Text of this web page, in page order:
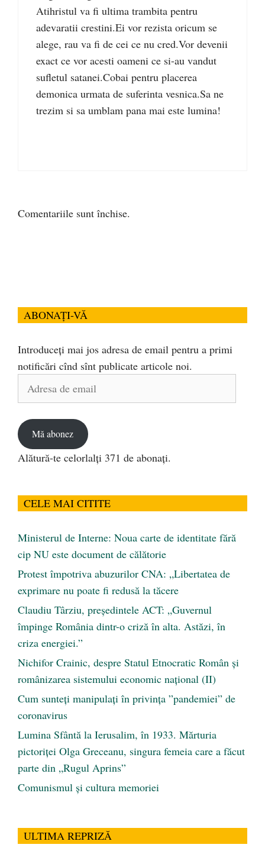
Atihristul va fi ultima trambita pentru
adevaratii crestini.Ei vor rezista oricum se
alege, rau va fi de cei ce nu cred.Vor devenii
exact ce vor acesti oameni ce si-au vandut
sufletul satanei.Cobai pentru placerea
demonica urmata de suferinta vesnica.Sa ne
trezim si sa umblam pana mai este lumina!
Comentariile sunt închise.
ABONAȚI-VĂ
Introduceți mai jos adresa de email pentru a primi
notificări cînd sînt publicate articole noi.
Mă abonez
Alătură-te celorlalți 371 de abonați.
CELE MAI CITITE
Ministerul de Interne: Noua carte de identitate fără
cip NU este document de călătorie
Protest împotriva abuzurilor CNA: „Libertatea de
exprimare nu poate fi redusă la tăcere
Claudiu Târziu, președintele ACT: „Guvernul
împinge România dintr-o criză în alta. Astăzi, în
criza energiei.”
Nichifor Crainic, despre Statul Etnocratic Român şi
românizarea sistemului economic naţional (II)
Cum sunteți manipulați în privința ”pandemiei” de
coronavirus
Lumina Sfântă la Ierusalim, în 1933. Mărturia
pictoriței Olga Greceanu, singura femeia care a făcut
parte din „Rugul Aprins”
Comunismul şi cultura memoriei
ULTIMA REPRIZĂ